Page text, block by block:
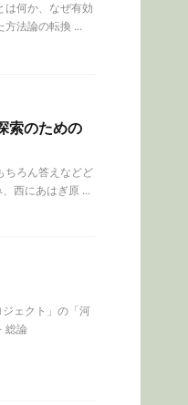
は何か、なぜ有効
方法論の転換 ...
索のための
ちろん答えなどど
西にあはぎ原 ...
ェクト」の「河
総論